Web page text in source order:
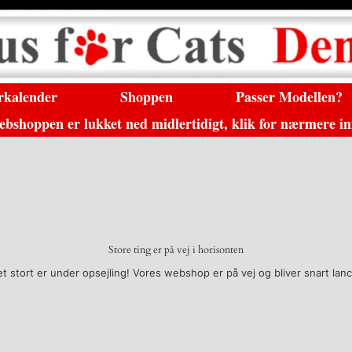
Shoppen Passer Modellen?
er lukket ned midlertidigt, klik for nærmere
Store ting er på vej i horisonten
stort er under opsejling! Vores webshop er på vej og bliver snart